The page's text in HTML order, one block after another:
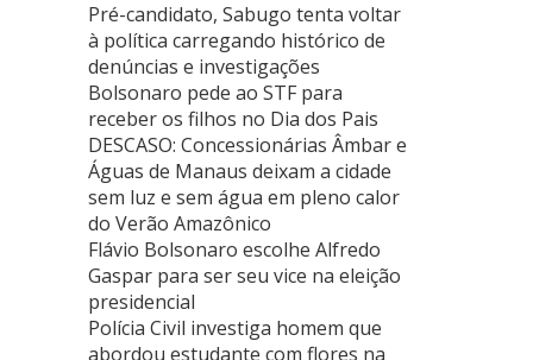
Pré-candidato, Sabugo tenta voltar
à política carregando histórico de
denúncias e investigações
Bolsonaro pede ao STF para
receber os filhos no Dia dos Pais
DESCASO: Concessionárias Âmbar e
Águas de Manaus deixam a cidade
sem luz e sem água em pleno calor
do Verão Amazônico
Flávio Bolsonaro escolhe Alfredo
Gaspar para ser seu vice na eleição
presidencial
Polícia Civil investiga homem que
abordou estudante com flores na